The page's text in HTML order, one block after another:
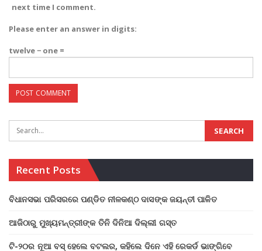
next time I comment.
Please enter an answer in digits:
twelve − one =
Recent Posts
ବିଧାନସଭା ପରିସରରେ ପଣ୍ଡିତ ନୀଳକଣ୍ଠ ଦାସଙ୍କ ଜୟନ୍ତୀ ପାଳିତ
ଆଜିଠାରୁ ମୁଖ୍ୟମନ୍ତ୍ରୀଙ୍କ ତିନି ଦିନିଆ ଦିଲ୍ଲୀ ଗସ୍ତ
ଟି-୨୦ର ନୂଆ ବସ୍ ହେଲେ ବଟଲର, କହିଲେ ଦିନେ ଏହି ରେକର୍ଡ ଭାଙ୍ଗିବେ